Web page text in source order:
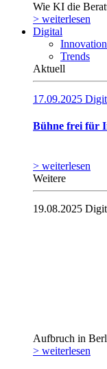
Wie KI die
> weiterlesen
Digital
Trends
Aktuell
17.09.2025
Bühne frei für
> weiterlesen
Weitere
19.08.2025
Aufbruch in
> weiterlesen